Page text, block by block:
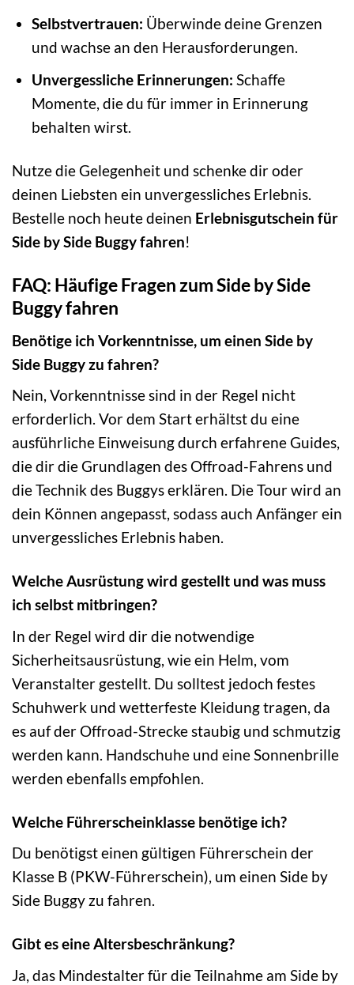
Selbstvertrauen: Überwinde deine Grenzen
und wachse an den Herausforderungen.
Unvergessliche Erinnerungen: Schaffe
Momente, die du für immer in Erinnerung
behalten wirst.
Nutze die Gelegenheit und schenke dir oder
deinen Liebsten ein unvergessliches Erlebnis.
Bestelle noch heute deinen Erlebnisgutschein für
Side by Side Buggy fahren!
FAQ: Häufige Fragen zum Side by Side
Buggy fahren
Benötige ich Vorkenntnisse, um einen Side by
Side Buggy zu fahren?
Nein, Vorkenntnisse sind in der Regel nicht
erforderlich. Vor dem Start erhältst du eine
ausführliche Einweisung durch erfahrene Guides,
die dir die Grundlagen des Offroad-Fahrens und
die Technik des Buggys erklären. Die Tour wird an
dein Können angepasst, sodass auch Anfänger ein
unvergessliches Erlebnis haben.
Welche Ausrüstung wird gestellt und was muss
ich selbst mitbringen?
In der Regel wird dir die notwendige
Sicherheitsausrüstung, wie ein Helm, vom
Veranstalter gestellt. Du solltest jedoch festes
Schuhwerk und wetterfeste Kleidung tragen, da
es auf der Offroad-Strecke staubig und schmutzig
werden kann. Handschuhe und eine Sonnenbrille
werden ebenfalls empfohlen.
Welche Führerscheinklasse benötige ich?
Du benötigst einen gültigen Führerschein der
Klasse B (PKW-Führerschein), um einen Side by
Side Buggy zu fahren.
Gibt es eine Altersbeschränkung?
Ja, das Mindestalter für die Teilnahme am Side by